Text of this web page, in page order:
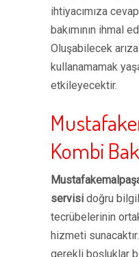
ihtiyacımıza
bakımının ihmal
Oluşabilecek
kullanamamak
etkileyecektir.
Kombi
servisi doğru
tecrübelerinin
hizmeti
gerekli boşluklar